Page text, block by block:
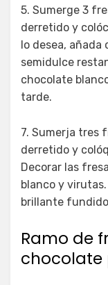
5. Sumerge 3
derretido y
lo desea,
semidulce
chocolate
tarde.
7. Sumerja tres
derretido y
Decorar las
blanco y
brillante
Ramo de
chocolate